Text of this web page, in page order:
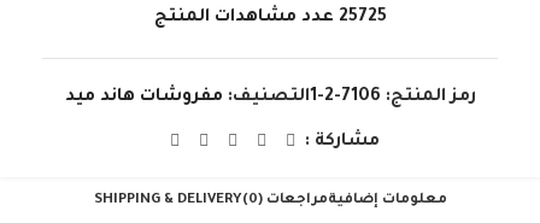
25725 عدد مشاهدات المنتج
رمز المنتج: 7106-2-1 التصنيف: مفروشات هاند ميد
مشاركة :
معلومات إضافيةمراجعات (0) SHIPPING & DELIVERY